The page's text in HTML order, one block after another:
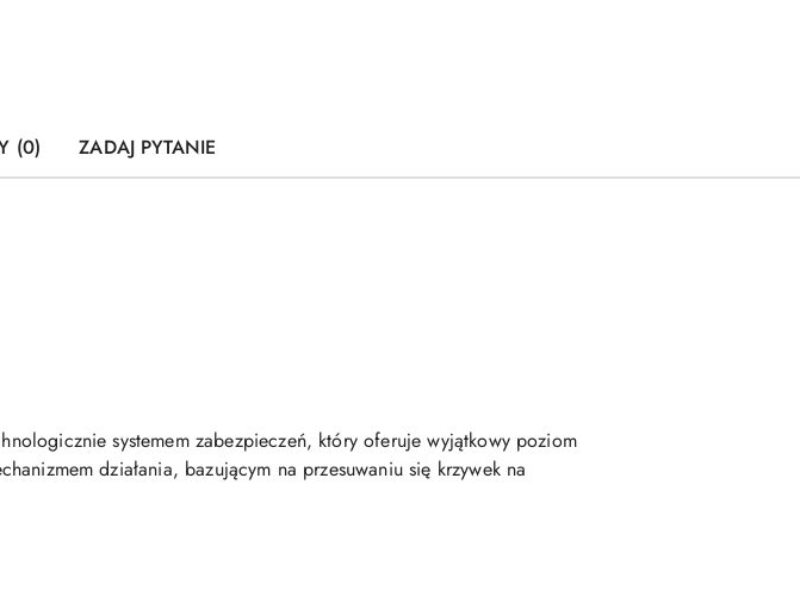
(0) ZADAJ PYTANIE
systemem zabezpieczeń, który oferuje wyjątkowy poziom
działania, bazującym na przesuwaniu się krzywek na